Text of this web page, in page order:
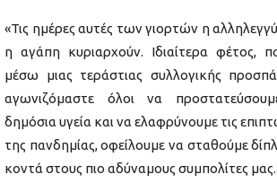
«Τις ημέρες αυτές των γιορτών η
η αγάπη κυριαρχούν. Ιδιαίτερα φέτος,
μέσω μιας τεράστιας συλλογικής
αγωνιζόμαστε όλοι να
δημόσια υγεία και να ελαφρύνουμε τις
της πανδημίας, οφείλουμε να σταθούμε
κοντά στους πιο αδύναμους συμπολίτες μας.